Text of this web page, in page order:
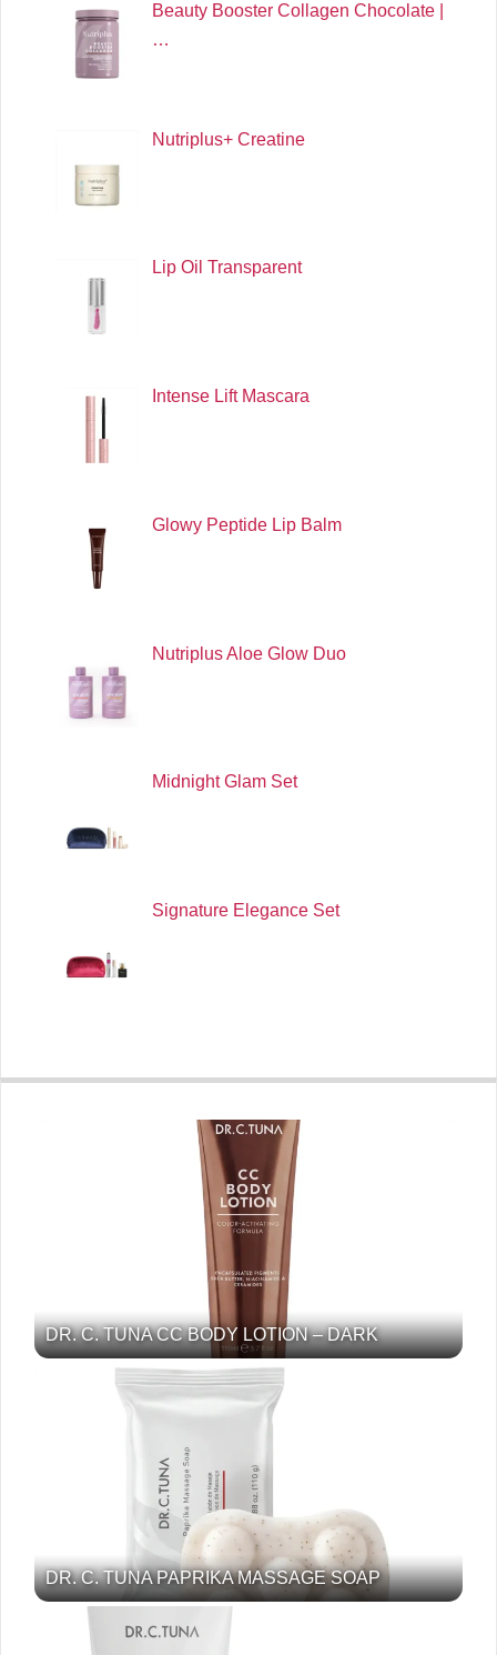
Beauty Booster Collagen Chocolate |
…
Nutriplus+ Creatine
Lip Oil Transparent
Intense Lift Mascara
Glowy Peptide Lip Balm
Nutriplus Aloe Glow Duo
Midnight Glam Set
Signature Elegance Set
DR. C. TUNA CC BODY LOTION – DARK
DR. C. TUNA PAPRIKA MASSAGE SOAP